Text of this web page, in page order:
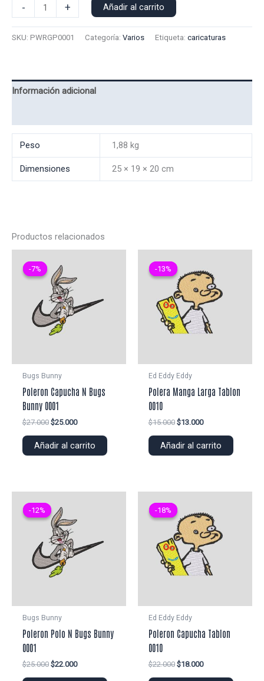
-
Polo
+ Añadir al carrito
SKU: PWRGP0001 Categoría: Varios Etiqueta: caricaturas
Información adicional
Peso 1,88 kg
Dimensiones 25 × 19 × 20 cm
Productos relacionados
-7%
-7%
Bugs Bunny
Poleron Capucha N Bugs
Bunny 0001
$27.000 El
original
$25.000El
actual
Añadir al carrito
-13%
-13%
Ed Eddy Eddy
Polera Manga Larga Tablon
0010
$15.000 El
original
$13.000El
actual
Añadir al carrito
-12%
-12%
Bugs Bunny
Poleron Polo N Bugs Bunny
0001
$25.000 El
$22.000El
-18%
-18%
Ed Eddy Eddy
Poleron Capucha Tablon
0010
$22.000 El
$18.000El